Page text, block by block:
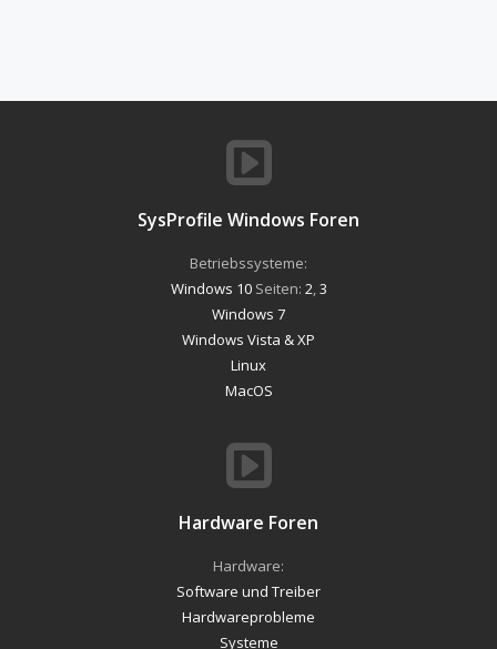
SysProfile Windows Foren
Betriebssysteme:
Windows 10Seiten: 2 3
Windows 7
Windows Vista & XP
Linux
MacOS
Hardware Foren
Hardware:
Software und Treiber
Hardwareprobleme
Systeme